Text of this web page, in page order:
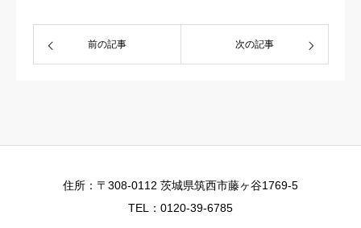
前の記事 次の記事
住所：〒308-0112 茨城県筑西市藤ヶ谷1769-5
TEL：0120-39-6785